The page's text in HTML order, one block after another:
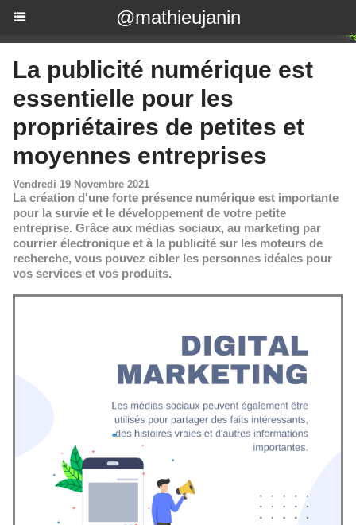
@mathieujanin
​La publicité numérique est
essentielle pour les
propriétaires de petites et
moyennes entreprises
Vendredi 19 Novembre 2021
La création d'une forte présence numérique est importante
pour la survie et le développement de votre petite
entreprise. Grâce aux médias sociaux, au marketing par
courrier électronique et à la publicité sur les moteurs de
recherche, vous pouvez cibler les personnes idéales pour
vos services et vos produits.